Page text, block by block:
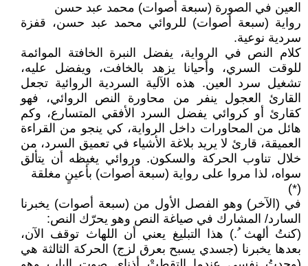
العين في الصورة (سبعة أصوات) محمد عبد حسن
رواية (سبعة أصوات) للروائي محمد عبد حسن، قفزة
سردية نوعية.
كلام النص في الرواية، يفضل النبرة الخافتة الموائمة
للوقت السري، وأحيانا يزهد بالخافت، ويفضل عليه،
تشغيل سرد العين. هذه الآلية السردية الروائية تجعل
القارئ العجول ينفر من محاورة النص الروائي، فهو
كقارئ أو كروائي يفضل السرد الأفقي المتسارع، وكم
هائل من المحاورات داخل الرواية، كي ينجو من القراءة
العميقة، قارئ لا يريد بلاغة الأشياء في تعميق السرد، من
خلال تناوب الحركة والسكون. وروائي يغيظه أن يتألق
سواه، لذا مروا على رواية (سبعة أصوات) بأعينٍ مغلقة
(*)
في (الآخر) وهو الفصل الأول من (سبعة أصوات) يخبرنا
السارد/ المشارك في صياغة النص وهو يحرّك النص:
(كنتُ ألهث ُ.) هذا التبليغ يعني أن اللهاث توقف الآن،
بعدها يخبرنا (جسدي يسبح بعرق لزج) الحركة الثالثة هي